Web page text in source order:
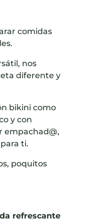
comidas
nos
diferente y
bikini como
y con
empachad@,
ti.
poquitos
refrescante